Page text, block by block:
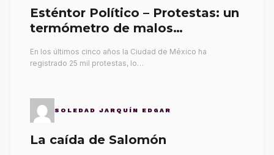
Esténtor Político – Protestas: un
termómetro de malos
En los últimos cinco años la Ciudad de México ha
registrado 25 mil protestas, lo…
SOLEDAD JARQUÍN EDGAR
La caída de Salomón